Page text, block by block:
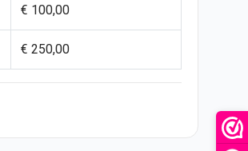
€ 100,00
€ 250,00